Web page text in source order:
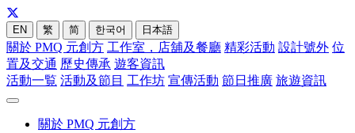
EN 繁 简 한국어 日本語
關於 PMQ 元創方 工作室，店舖及餐廳 精彩活動 設計號外 位
置及交通 歷史傳承 遊客資訊
活動一覧 活動及節目 工作坊 宣傳活動 節日推廣 旅遊資訊
關於 PMQ 元創方